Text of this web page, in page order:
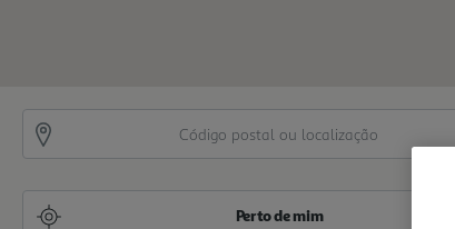
Perto de mim